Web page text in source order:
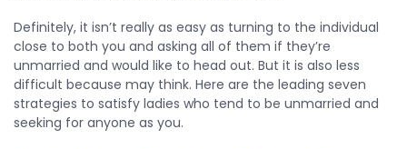
Definitely, it isn’t really as easy as turning to the individual
close to both you and asking all of them if they’re
unmarried and would like to head out. But it is also less
difficult because may think. Here are the leading seven
strategies to satisfy ladies who tend to be unmarried and
seeking for anyone as you.